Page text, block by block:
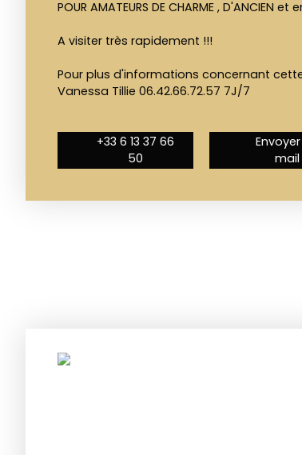
POUR AMATEURS DE CHARME ,
A visiter très rapidement !!!
Pour plus d'informations concernant
Vanessa Tillie 06.42.66.72.57 7J/7
+33 6 13 37 66
50
mail